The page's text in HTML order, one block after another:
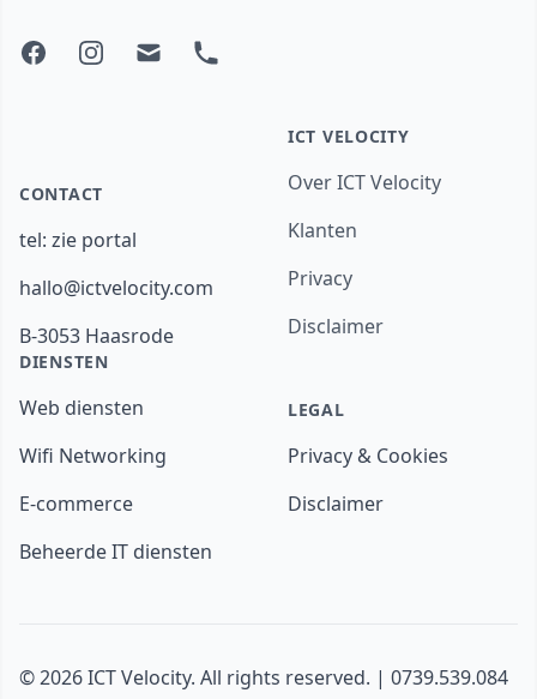
FacebookInstagram
Mail Phone
CONTACT
tel: zie portal
hallo@ictvelocity.com
B-3053 Haasrode
DIENSTEN
Web diensten
Wifi Networking
E-commerce
Beheerde IT diensten
ICT VELOCITY
Over ICT Velocity
Klanten
Privacy
Disclaimer
LEGAL
Privacy & Cookies
Disclaimer
© 2026 ICT Velocity. All rights reserved. | 0739.539.084